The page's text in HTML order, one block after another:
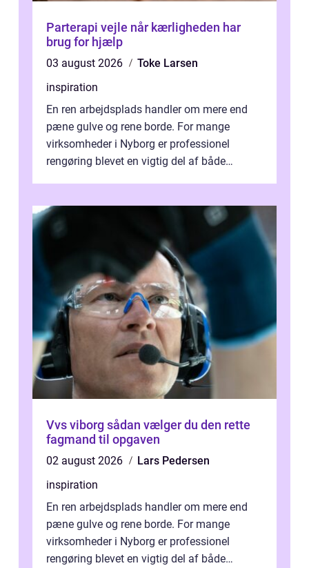
Parterapi vejle når kærligheden har
brug for hjælp
03 august 2026
Toke Larsen
inspiration
En ren arbejdsplads handler om mere end
pæne gulve og rene borde. For mange
virksomheder i Nyborg er professionel
rengøring blevet en vigtig del af både
Vvs viborg sådan vælger du den rette
fagmand til opgaven
02 august 2026
Lars Pedersen
inspiration
En ren arbejdsplads handler om mere end
pæne gulve og rene borde. For mange
virksomheder i Nyborg er professionel
rengøring blevet en vigtig del af både